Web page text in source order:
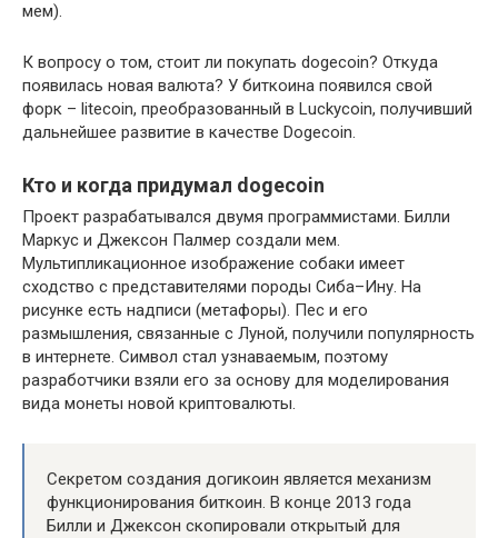
мем).
К вопросу о том, стоит ли покупать dogecoin? Откуда
появилась новая валюта? У биткоина появился свой
форк – litecoin, преобразованный в Luckycoin, получивший
дальнейшее развитие в качестве Dogecoin.
Кто и когда придумал dogecoin
Проект разрабатывался двумя программистами. Билли
Маркус и Джексон Палмер создали мем.
Мультипликационное изображение собаки имеет
сходство с представителями породы Сиба–Ину. На
рисунке есть надписи (метафоры). Пес и его
размышления, связанные с Луной, получили популярность
в интернете. Символ стал узнаваемым, поэтому
разработчики взяли его за основу для моделирования
вида монеты новой криптовалюты.
Секретом создания догикоин является механизм
функционирования биткоин. В конце 2013 года
Билли и Джексон скопировали открытый для